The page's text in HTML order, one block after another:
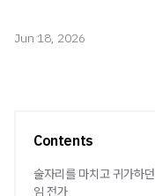
Jun 18, 2026
Contents
술자리를 마치고 귀가하
임 전가